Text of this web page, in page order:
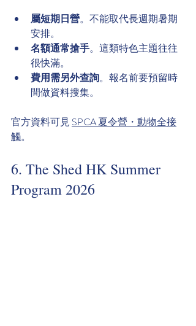
屬短期日營。不能取代長週期暑期
安排。
名額通常搶手。這類特色主題往往
很快滿。
費用需另外查詢。報名前要預留時
間做資料搜集。
官方資料可見 SPCA 夏令營・動物全接
觸。
6. The Shed HK Summer
Program 2026